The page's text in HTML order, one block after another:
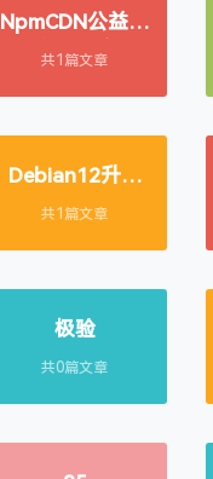
NpmCDN公益静
态资源库
共1篇文章
Debian12升级
13
共1篇文章
极验
共0篇文章